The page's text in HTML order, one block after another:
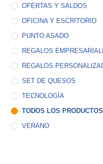
OFERTAS Y SALDOS
OFICINA Y ESCRITORIO
PUNTO ASADO
REGALOS
REGALOS
SET DE QUESOS
TECNOLOGÍA
TODOS LOS PRODUCTOS
VERANO